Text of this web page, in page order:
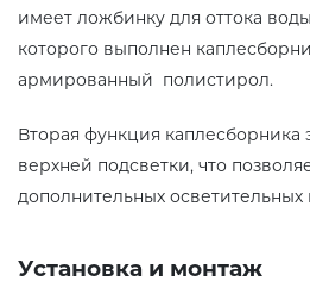
имеет ложбинку для оттока
которого выполнен
армированный полистирол.
Вторая функция каплесборника
верхней подсветки, что
дополнительных
Установка и монтаж